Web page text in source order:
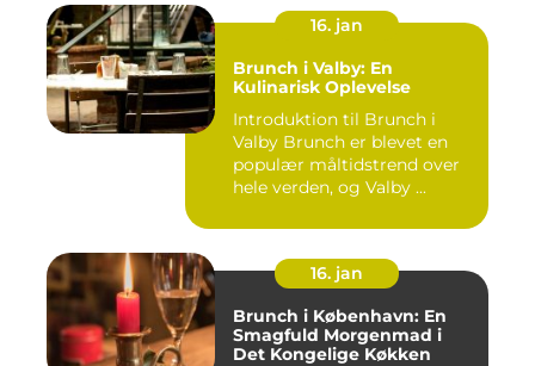
16. jan
Brunch i Valby: En
Kulinarisk Oplevelse
Introduktion til Brunch i
Valby Brunch er blevet en
populær måltidstrend over
hele verden, og Valby ...
16. jan
Brunch i København: En
Smagfuld Morgenmad i
Det Kongelige Køkken